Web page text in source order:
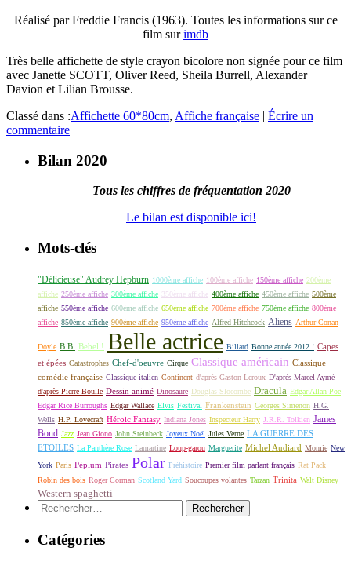
Réalisé par Freddie Francis (1963). Toutes les informations sur ce
film surimdb
Très belle affichette de style crayon bicolore non signée pour ce film
avec Janette SCOTT, Oliver Reed, Sheila Burrell, Alexander
Davion et Lilian Brousse.
Classé dans :Affichette 60*80cm, Affiche française | Écrire un
commentaire
Bilan 2020
Tous les chiffres de fréquentation 2020
Le bilan est disponible ici!
Mots-clés
"Délicieuse" Audrey Hepburn 1000ème affiche 100ème affiche 150ème affiche 200ème
affiche 250ème affiche 300ème affiche 350ème affiche 400ème affiche 450ème affiche 500ème
affiche 550ème affiche 600ème affiche 650ème affiche 700ème affiche 750ème affiche 800ème
affiche 850ème affiche 900ème affiche 950ème affiche Alfred Hitchcock Aliens Arthur Conan
Doyle B.B. Bebel ! Belle actrice Billard Bonne année 2012 ! Capes
et épées Catastrophes Chef-d'oeuvre Cirque Classique américain Classique
comédie française Classique italien Continent d'après Gaston Leroux D'après Marcel Aymé
d'après Pierre Boulle Dessin animé Dinosaure Douglas Slocombe Dracula Edgar Allan Poe
Edgar Rice Burroughs Edgar Wallace Elvis Festival Frankenstein Georges Simenon H.G.
Wells H.P. Lovecraft Héroic Fantasy Indiana Jones Inspecteur Harry J.R.R. Tolkien James
Bond Jazz Jean Giono John Steinbeck Joyeux Noël Jules Verne LA GUERRE DES
ETOILES La Panthère Rose Lamartine Loup-garou Marguerite Michel Audiard Momie New
York Paris Péplum Pirates Polar Préhistoire Premier film parlant français Rat Pack
Robin des bois Roger Corman Scotland Yard Soucoupes volantes Tarzan Trinita Walt Disney
Western spaghetti
Rechercher :
Catégories